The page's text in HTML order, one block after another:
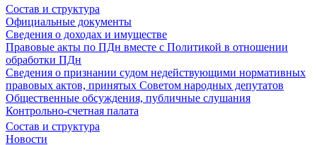
Состав и структура
Официальные документы
Сведения о доходах и имуществе
Правовые акты по ПДн вместе с Политикой в отношении
обработки ПДн
Сведения о признании судом недействующими нормативных
правовых актов, принятых Советом народных депутатов
Общественные обсуждения, публичные слушания
Контрольно-счетная палата
Состав и структура
Новости